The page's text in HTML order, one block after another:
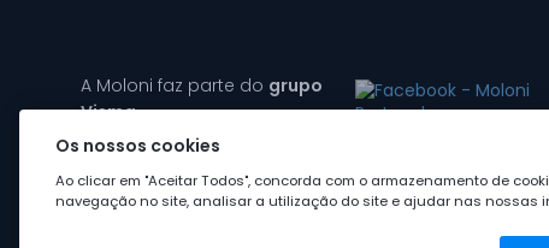
A Moloni faz parte do grupo
Visma
Os nossos cookies
Ao clicar em "Aceitar Todos", concorda com o armazenamento de
navegação no site, analisar a utilização do site e ajudar nas nossas